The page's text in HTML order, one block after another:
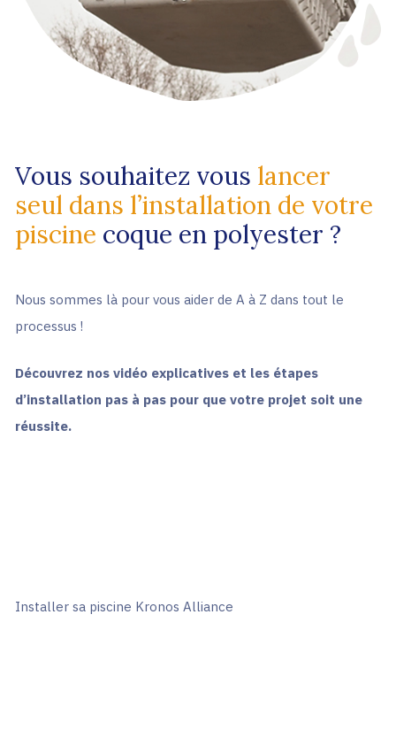
Vous souhaitez vous lancer
seul dans l’installation de votre
piscine coque en polyester ?
Nous sommes là pour vous aider de A à Z dans tout le
processus !
Découvrez nos vidéo explicatives et les étapes
d’installation pas à pas pour que votre projet soit une
réussite.
Installer sa piscine Kronos Alliance